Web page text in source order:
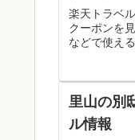
楽天トラベ
クーポンを
などで使え
里山の別
ル情報